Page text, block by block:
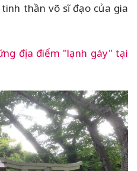
thần võ sĩ đạo của gia
địa điểm "lạnh gáy" tại